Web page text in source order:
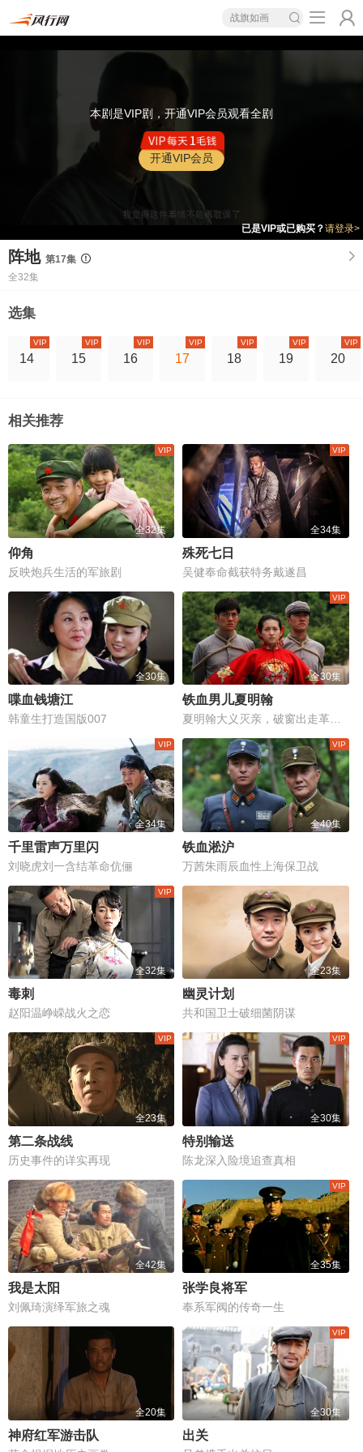
战旗如画
本剧是VIP剧，开通VIP会员观看全剧
开通VIP会员
已是VIP或已购买？请登录>
阵地 第17集
全32集
选集
14
VIP
15
VIP
16
VIP
17
VIP
18
VIP
19
VIP
20
VIP
相关推荐
全32集
仰角
反映炮兵生活的军旅剧
全34集
殊死七日
吴健奉命截获特务戴遂昌
全30集
喋血钱塘江
韩童生打造国版007
全30集
铁血男儿夏明翰
全34集
千里雷声万里闪
刘晓虎刘一含结革命伉俪
全40集
铁血淞沪
万茜朱雨辰血性上海保卫战
全32集
毒刺
赵阳温峥嵘战火之恋
全23集
幽灵计划
共和国卫士破细菌阴谋
全23集
第二条战线
历史事件的详实再现
全30集
特别输送
陈龙深入险境追查真相
全42集
我是太阳
刘佩琦演绎军旅之魂
全35集
张学良将军
奉系军阀的传奇一生
全20集
神府红军游击队
全30集
出关